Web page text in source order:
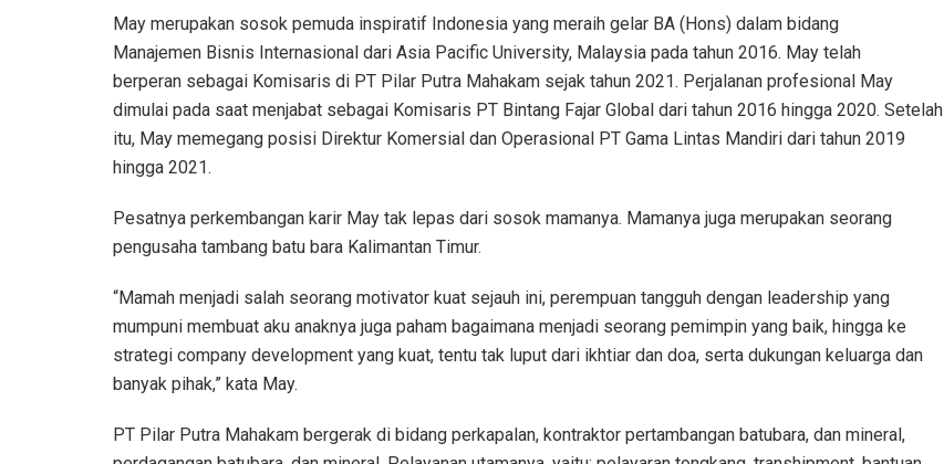
May merupakan sosok pemuda inspiratif Indonesia yang meraih gelar BA (Hons) dalam bidang
Manajemen Bisnis Internasional dari Asia Pacific University, Malaysia pada tahun 2016. May telah
berperan sebagai Komisaris di PT Pilar Putra Mahakam sejak tahun 2021. Perjalanan profesional May
dimulai pada saat menjabat sebagai Komisaris PT Bintang Fajar Global dari tahun 2016 hingga 2020. Setelah
itu, May memegang posisi Direktur Komersial dan Operasional PT Gama Lintas Mandiri dari tahun 2019
hingga 2021.
Pesatnya perkembangan karir May tak lepas dari sosok mamanya. Mamanya juga merupakan seorang
pengusaha tambang batu bara Kalimantan Timur.
“Mamah menjadi salah seorang motivator kuat sejauh ini, perempuan tangguh dengan leadership yang
mumpuni membuat aku anaknya juga paham bagaimana menjadi seorang pemimpin yang baik, hingga ke
strategi company development yang kuat, tentu tak luput dari ikhtiar dan doa, serta dukungan keluarga dan
banyak pihak,” kata May.
PT Pilar Putra Mahakam bergerak di bidang perkapalan, kontraktor pertambangan batubara, dan mineral,